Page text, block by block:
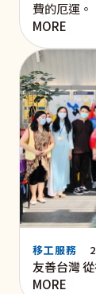
費的厄運。
MORE
移工服務
友善台灣
MORE